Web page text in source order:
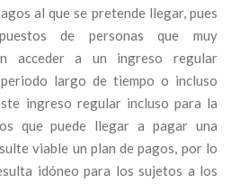
al que se pretende llegar, pues
de personas que muy
acceder a un ingreso regular
largo de tiempo o incluso
ingreso regular incluso para la
que puede llegar a pagar una
viable un plan de pagos, por lo
idóneo para los sujetos a los